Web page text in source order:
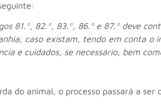
81.º, 82.º, 83.º, 86.º e 87.º deve
caso existam, tendo em conta
e cuidados, se necessário, bem
do animal, o processo passará a ser